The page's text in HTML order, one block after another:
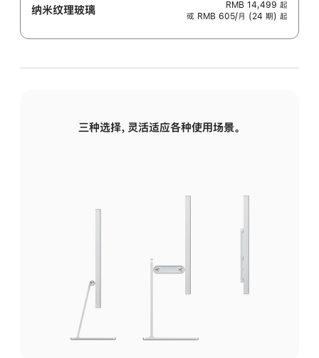
纳米纹理玻璃 RMB 14,499 起
或 RMB 605/月 (24 期) 起
三种选择，灵活适应各种使用场景。